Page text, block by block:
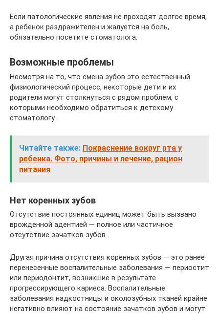
Если патологические явления не проходят долгое время,
а ребенок раздражителен и жалуется на боль,
обязательно посетите стоматолога.
Возможные проблемы
Несмотря на то, что смена зубов это естественный
физиологический процесс, некоторые дети и их
родители могут столкнуться с рядом проблем, с
которыми необходимо обратиться к детскому
стоматологу.
Читайте также: Покраснение вокруг рта у
ребенка. Фото, причины и лечение, рацион
питания
Нет коренных зубов
Отсутствие постоянных единиц может быть вызвано
врожденной адентией — полное или частичное
отсутствие зачатков зубов.
Другая причина отсутствия коренных зубов — это ранее
перенесенные воспалительные заболевания — периостит
или периодонтит, возникшие в результате
прогрессирующего кариеса. Воспалительные
заболевания надкостницы и околозубных тканей крайне
негативно влияют на состояние зачатков зубов и могут